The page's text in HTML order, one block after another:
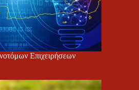
Επιχειρήσεων